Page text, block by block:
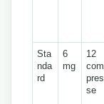
Sta
nda
rd
6
mg
12
com
pres
se